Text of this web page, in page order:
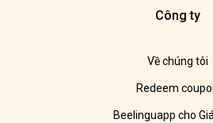
Công ty
Về chúng tôi
Redeem
Beelinguapp cho